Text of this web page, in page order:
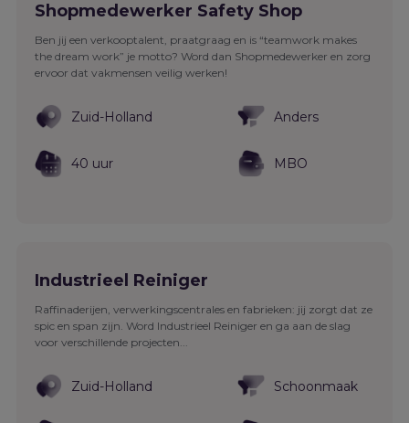
Shopmedewerker Safety Shop
Ben jij een verkooptalent, praatgraag en is “teamwork makes
the dream work” je motto? Word dan Shopmedewerker en zorg
ervoor dat vakmensen veilig werken!
Zuid-Holland Anders
40 uur MBO
Industrieel Reiniger
Raffinaderijen, verwerkingscentrales en fabrieken: jij zorgt dat ze
spic en span zijn. Word Industrieel Reiniger en ga aan de slag
voor verschillende projecten...
Zuid-Holland Schoonmaak